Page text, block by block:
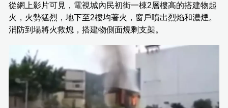
從網上影片可見，電視城內民初街一棟2層樓高的搭建物起
火，火勢猛烈，地下至2樓均著火，窗戶噴出烈焰和濃煙。
消防到場將火救熄，搭建物側面燒剩支架。